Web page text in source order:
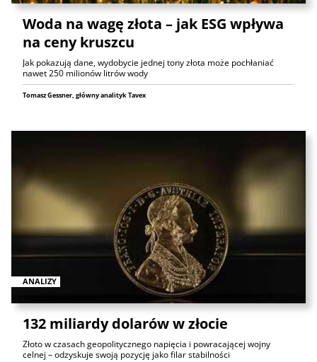
Woda na wagę złota – jak ESG wpływa
na ceny kruszcu
Jak pokazują dane, wydobycie jednej tony złota może pochłaniać
nawet 250 milionów litrów wody
Tomasz Gessner, główny analityk Tavex
ANALIZY
132 miliardy dolarów w złocie
Złoto w czasach geopolitycznego napięcia i powracającej wojny
celnej – odzyskuje swoją pozycję jako filar stabilności